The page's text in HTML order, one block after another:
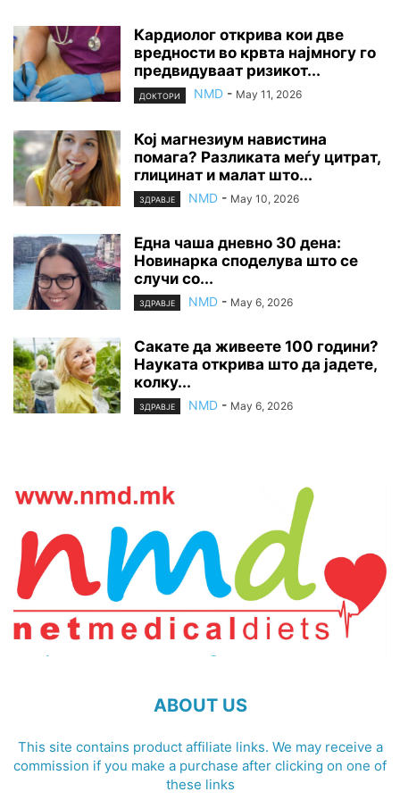
Кардиолог открива кои две
вредности во крвта најмногу го
предвидуваат ризикот...
ДОКТОРИ NMD - May 11, 2026
Кој магнезиум навистина
помага? Разликата меѓу цитрат,
глицинат и малат што...
ЗДРАВЈЕ NMD - May 10, 2026
Една чаша дневно 30 дена:
Новинарка споделува што се
случи со...
ЗДРАВЈЕ NMD - May 6, 2026
Сакате да живеете 100 години?
Науката открива што да јадете,
колку...
ЗДРАВЈЕ NMD - May 6, 2026
ABOUT US
This site contains product affiliate links. We may receive a
commission if you make a purchase after clicking on one of
these links